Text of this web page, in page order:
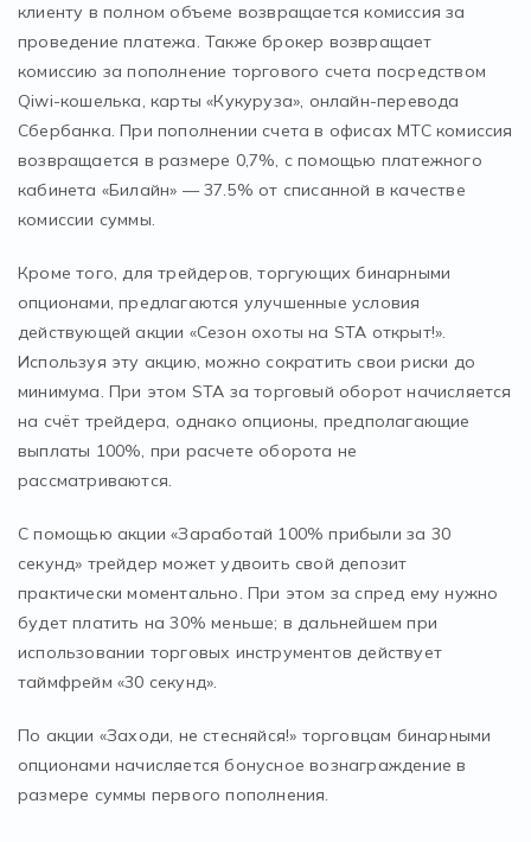
клиенту в полном объеме возвращается комиссия за
проведение платежа. Также брокер возвращает
комиссию за пополнение торгового счета посредством
Qiwi-кошелька, карты «Кукуруза», онлайн-перевода
Сбербанка. При пополнении счета в офисах МТС комиссия
возвращается в размере 0,7%, с помощью платежного
кабинета «Билайн» — 37.5% от списанной в качестве
комиссии суммы.
Кроме того, для трейдеров, торгующих бинарными
опционами, предлагаются улучшенные условия
действующей акции «Сезон охоты на STA открыт!».
Используя эту акцию, можно сократить свои риски до
минимума. При этом STA за торговый оборот начисляется
на счёт трейдера, однако опционы, предполагающие
выплаты 100%, при расчете оборота не
рассматриваются.
С помощью акции «Заработай 100% прибыли за 30
секунд» трейдер может удвоить свой депозит
практически моментально. При этом за спред ему нужно
будет платить на 30% меньше; в дальнейшем при
использовании торговых инструментов действует
таймфрейм «30 секунд».
По акции «Заходи, не стесняйся!» торговцам бинарными
опционами начисляется бонусное вознаграждение в
размере суммы первого пополнения.